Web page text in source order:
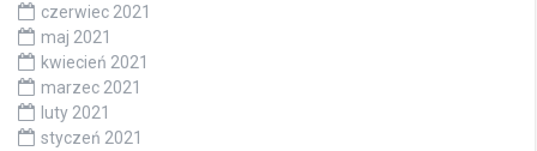
czerwiec 2021
maj 2021
kwiecień 2021
marzec 2021
luty 2021
styczeń 2021